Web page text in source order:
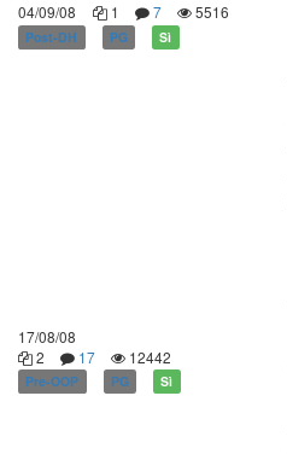
04/09/08
1 7 5516
Post-DH PG Sì
17/08/08
2
17 12442
Pre-OOP PG Sì